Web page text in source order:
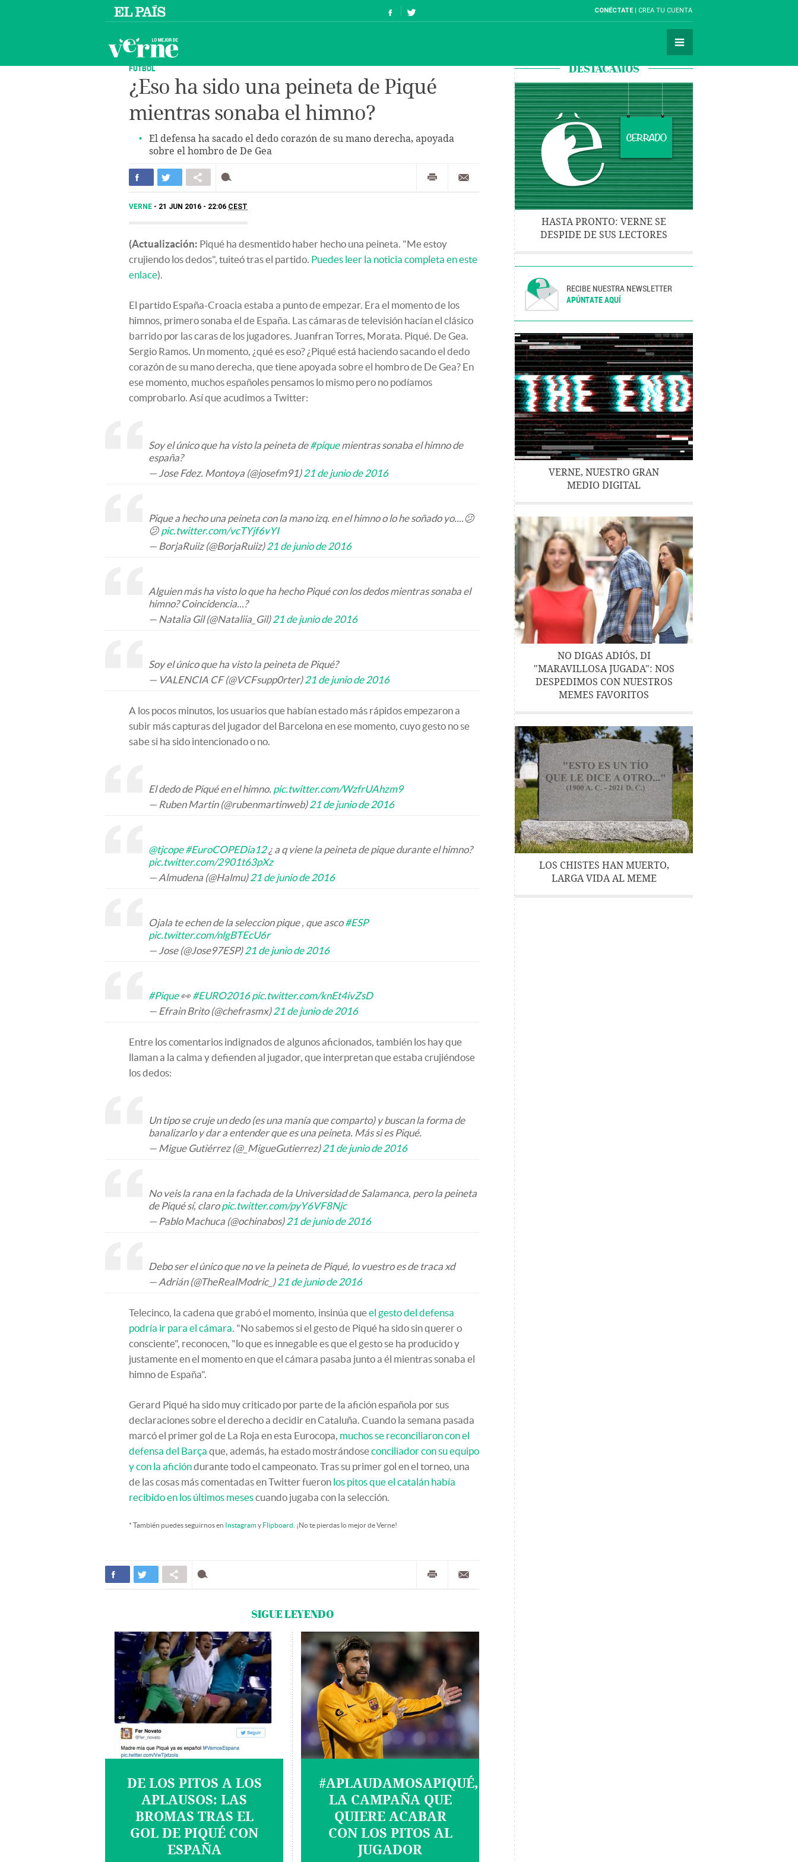
CONÉCTATE CREA TU CUENTA
FÚTBOL
¿Eso ha sido una peineta de Piqué
mientras sonaba el himno?
El defensa ha sacado el dedo corazón de su mano derecha, apoyada
sobre el hombro de De Gea
VERNE 21 JUN 2016 - 22:06 CEST
(Actualización: Piqué ha desmentido haber hecho una peineta. "Me estoy
crujiendo los dedos", tuiteó tras el partido. Puedes leer la noticia completa en este
enlace).
El partido España-Croacia estaba a punto de empezar. Era el momento de los
himnos, primero sonaba el de España. Las cámaras de televisión hacían el clásico
barrido por las caras de los jugadores. Juanfran Torres, Morata. Piqué. De Gea.
Sergio Ramos. Un momento, ¿qué es eso? ¿Piqué está haciendo sacando el dedo
corazón de su mano derecha, que tiene apoyada sobre el hombro de De Gea? En
ese momento, muchos españoles pensamos lo mismo pero no podíamos
comprobarlo. Así que acudimos a Twitter:
Soy el único que ha visto la peineta de#piquemientras sonaba el himno de
españa?
— Jose Fdez. Montoya (@josefm91)21 de junio de 2016
Pique a hecho una peineta con la mano izq. en el himno o lo he soñado yo....😕
😕 pic.twitter.com/vcTYjf6vYI
— BorjaRuiiz (@BorjaRuiiz)21 de junio de 2016
Alguien más ha visto lo que ha hecho Piqué con los dedos mientras sonaba el
himno? Coincidencia...?
— Natalia Gil (@Nataliia_Gil)21 de junio de 2016
Soy el único que ha visto la peineta de Piqué?
— VALENCIA CF (@VCFsupp0rter)21 de junio de 2016
A los pocos minutos, los usuarios que habían estado más rápidos empezaron a
subir más capturas del jugador del Barcelona en ese momento, cuyo gesto no se
sabe si ha sido intencionado o no.
El dedo de Piqué en el himno. pic.twitter.com/WzfrUAhzm9
— Ruben Martin (@rubenmartinweb)21 de junio de 2016
@tjcope #EuroCOPEDia12¿ a q viene la peineta de pique durante el himno?
pic.twitter.com/2901t63pXz
— Almudena (@Halmu)21 de junio de 2016
Ojala te echen de la seleccion pique , que asco#ESP
pic.twitter.com/nlgBTEcU6r
— Jose (@Jose97ESP)21 de junio de 2016
#Pique👀#EURO2016 pic.twitter.com/knEt4ivZsD
— Efrain Brito (@chefrasmx)21 de junio de 2016
Entre los comentarios indignados de algunos aficionados, también los hay que
llaman a la calma y defienden al jugador, que interpretan que estaba crujiéndose
los dedos:
Un tipo se cruje un dedo (es una manía que comparto) y buscan la forma de
banalizarlo y dar a entender que es una peineta. Más si es Piqué.
— Migue Gutiérrez (@_MigueGutierrez)21 de junio de 2016
No veis la rana en la fachada de la Universidad de Salamanca, pero la peineta
de Piqué sí, claropic.twitter.com/pyY6VF8Njc
— Pablo Machuca (@ochinabos)21 de junio de 2016
Debo ser el único que no ve la peineta de Piqué, lo vuestro es de traca xd
— Adrián (@TheRealModric_)21 de junio de 2016
Telecinco, la cadena que grabó el momento, insinúa queel gesto del defensa
podría ir para el cámara. "No sabemos si el gesto de Piqué ha sido sin querer o
consciente", reconocen, "lo que es innegable es que el gesto se ha producido y
justamente en el momento en que el cámara pasaba junto a él mientras sonaba el
himno de España".
Gerard Piqué ha sido muy criticado por parte de la afición española por sus
declaraciones sobre el derecho a decidir en Cataluña. Cuando la semana pasada
marcó el primer gol de La Roja en esta Eurocopa, muchos se reconciliaron con el
defensa del Barça que, además, ha estado mostrándoseconciliador con su equipo
y con la aficióndurante todo el campeonato. Tras su primer gol en el torneo, una
de las cosas más comentadas en Twitter fueron los pitos que el catalán había
recibido en los últimos mesescuando jugaba con la selección.
* También puedes seguirnos en Instagramy Flipboard . ¡No te pierdas lo mejor de Verne!
SIGUE LEYENDO
DE LOS PITOS A LOS
APLAUSOS: LAS
BROMAS TRAS EL
GOL DE PIQUÉ CON
ESPAÑA
#APLAUDAMOSAPIQUÉ,
LA CAMPAÑA QUE
QUIERE ACABAR
CON LOS PITOS AL
JUGADOR
DESTACAMOS
HASTA PRONTO: VERNE SE
DESPIDE DE SUS LECTORES
RECIBE NUESTRA NEWSLETTER
APÚNTATE AQUÍ
VERNE, NUESTRO GRAN
MEDIO DIGITAL
NO DIGAS ADIÓS, DI
"MARAVILLOSA JUGADA": NOS
DESPEDIMOS CON NUESTROS
MEMES FAVORITOS
LOS CHISTES HAN MUERTO,
LARGA VIDA AL MEME